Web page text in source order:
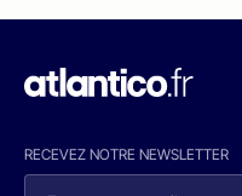
RECEVEZ NOTRE NEWSLETTER